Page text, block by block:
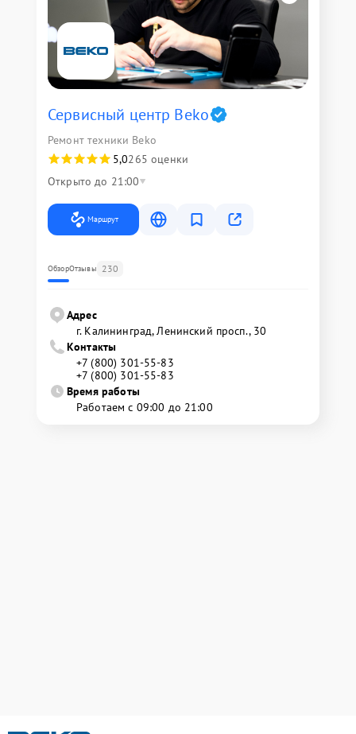
Сервисный центр Beko
Ремонт техники Beko
5,0265 оценки
Открыто до 21:00
Маршрут
ОбзорОтзывы 230
Адрес
г. Калининград, Ленинский просп., 30
Контакты
+7 (800) 301-55-83
+7 (800) 301-55-83
Время работы
Работаем с 09:00 до 21:00